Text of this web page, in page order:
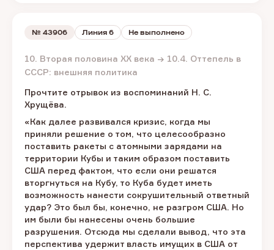
№ 43906 Линия 6 Не выполнено
10. Вторая половина XX века → 10.4. Оттепель в
СССР: внешняя политика
Прочтите отрывок из воспоминаний Н. С.
Хрущёва.
«Как далее развивался кризис, когда мы
приняли решение о том, что целесообразно
поставить ракеты с атомными зарядами на
территории Кубы и таким образом поставить
США перед фактом, что если они решатся
вторгнуться на Кубу, то Куба будет иметь
возможность нанести сокрушительный ответный
удар? Это был бы, конечно, не разгром США. Но
им были бы нанесены очень большие
разрушения. Отсюда мы сделали вывод, что эта
перспектива удержит власть имущих в США от